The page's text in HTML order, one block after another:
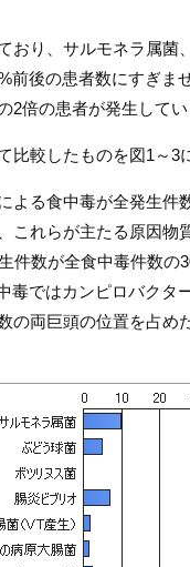
り、サルモネラ属菌
前後の患者数にすぎま
倍の患者が発生してい
較したものを図1～3
よる食中毒が全発生件
これらが主たる原因物
件数が全食中毒件数の
毒ではカンピロバクタ
の両巨頭の位置を占め